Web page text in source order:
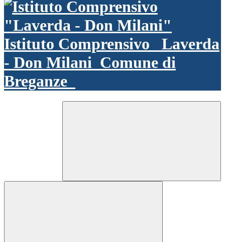
Istituto Comprensivo
Laverda
- Don Milani Comune di
Breganze